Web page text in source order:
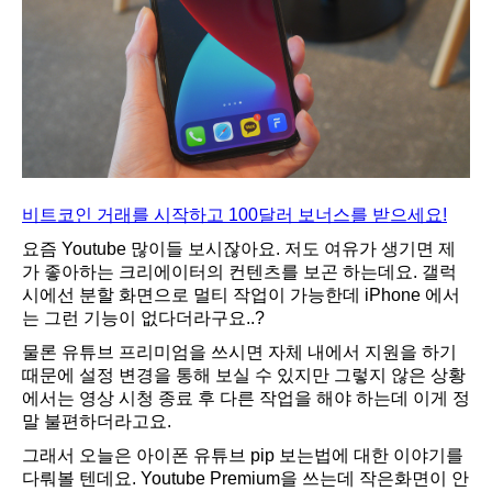
비트코인 거래를 시작하고 100달러 보너스를 받으세요!
요즘 Youtube 많이들 보시잖아요. 저도 여유가 생기면 제
가 좋아하는 크리에이터의 컨텐츠를 보곤 하는데요. 갤럭
시에선 분할 화면으로 멀티 작업이 가능한데 iPhone 에서
는 그런 기능이 없다더라구요..?
물론 유튜브 프리미엄을 쓰시면 자체 내에서 지원을 하기
때문에 설정 변경을 통해 보실 수 있지만 그렇지 않은 상황
에서는 영상 시청 종료 후 다른 작업을 해야 하는데 이게 정
말 불편하더라고요.
그래서 오늘은 아이폰 유튜브 pip 보는법에 대한 이야기를
다뤄볼 텐데요. Youtube Premium을 쓰는데 작은화면이 안